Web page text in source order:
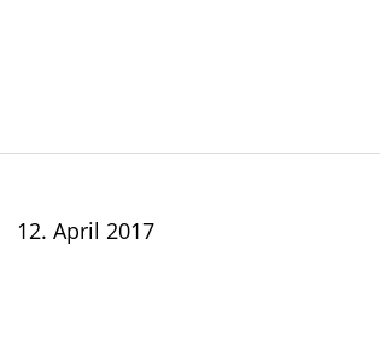
12. April 2017